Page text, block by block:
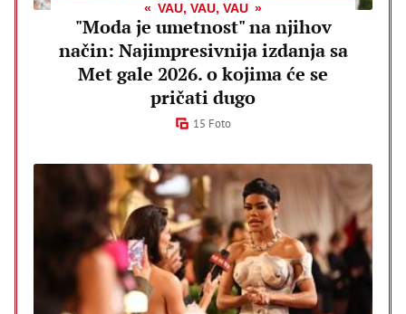
VAU, VAU, VAU
"Moda je umetnost" na njihov
način: Najimpresivnija izdanja sa
Met gale 2026. o kojima će se
pričati dugo
15 Foto